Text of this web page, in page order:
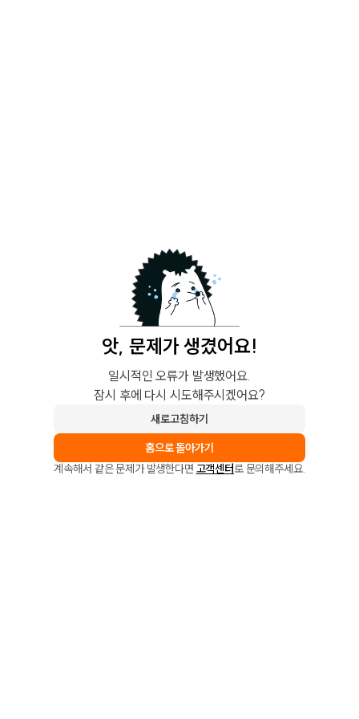
앗, 문제가 생겼어요!
일시적인 오류가 발생했어요.
잠시 후에 다시 시도해주시겠어요?
새로고침하기
홈으로 돌아가기
계속해서 같은 문제가 발생한다면 고객센터로 문의해주세요.